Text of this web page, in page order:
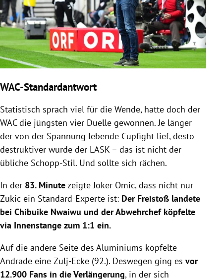
WAC-Standardantwort
Statistisch sprach viel für die Wende, hatte doch der
WAC die jüngsten vier Duelle gewonnen. Je länger
der von der Spannung lebende Cupfight lief, desto
destruktiver wurde der LASK – das ist nicht der
übliche Schopp-Stil. Und sollte sich rächen.
In der 83. Minutezeigte Joker Omic, dass nicht nur
Zukic ein Standard-Experte ist: Der Freistoß landete
bei Chibuike Nwaiwu und der Abwehrchef köpfelte
via Innenstange zum 1:1 ein.
Auf die andere Seite des Aluminiums köpfelte
Andrade eine Zulj-Ecke (92.). Deswegen ging es vor
12.900 Fans in die Verlängerung, in der sich